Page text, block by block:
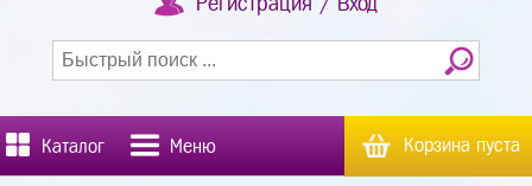
Каталог Меню Корзина пуста